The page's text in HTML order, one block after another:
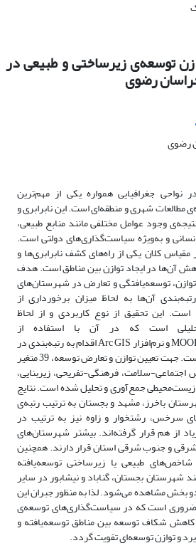
توسعه‌ی زیرساختی و طبیعی در
رضوی
رضوی
نواحی جغرافیایی همواره یکی از مهم‌ترین
شهری و منطقه‌ای است. این نابرابری و
وجود عوامل مختلفی مانند منابع طبیعی،
و به‌ویژه سیاست‌گذاری‌های دولتی است.
مقیاس کلان یکی از راه‌های کشف نابرابری‌ها و
آن‌ها در ایجاد توازن بین مناطق است. هدف
توسعه‌یافتگی و تعارض‌ در شهرستان‌های
آن‌ها به لحاظ میزان برخورداری از
این تحقیق از نوع کاربردی و از لحاظ
است که در آن با استفاده از
مدل‌هایMACBETH و MOORA و نرم‌افزار Arc GIS اقدام به رتبه‌بندی در
مقیاس شهرستان‌ها شده است. جهت تعیین ‌توازن و تعارض‌ توسعه، 39 متغیر
سلامت، فرهنگی-تفریحی، زیربنایی،
زیست‌محیطی جمع‌آوری و تحلیل شده است. نتایج
باخرز، مشهد و بجستان به ترتیب رتبه‌ی
سرخس، رشتخوار و زاوه نیز به ترتیب در
از هم قرار گرفته‌اند. بیشتر شهرستان‌های
و جنوب شرقی استان قرار دارند. همچنین
طبیعی یا زیرساختی توسعه‌یافته
بجستان، گناباد و نیشابور در سایر
بخش مشاهده می‌شود. لذا به منظور جبران این
ضروری است که در سیاست‌گذاری‌های توسعه‌ی
کاهش شکاف توسعه بین مناطق توسعه‌یافته و
و توازن توسعه‌ای تقویت گردد.